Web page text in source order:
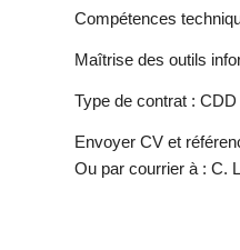
Compétences
Maîtrise des outils
Type de contrat :
Envoyer CV et
Ou par courrier à : C.